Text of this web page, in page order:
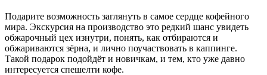
Подарите возможность заглянуть в самое сердце кофейного
мира. Экскурсия на производство это редкий шанс увидеть
обжарочный цех изнутри, понять, как отбираются и
обжариваются зёрна, и лично поучаствовать в каппинге.
Такой подарок подойдёт и новичкам, и тем, кто уже давно
интересуется спешелти кофе.